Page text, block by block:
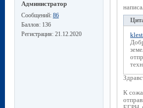
Администратор
Сообщений: 86
Баллов: 136
Регистрация: 21.12.2020
К